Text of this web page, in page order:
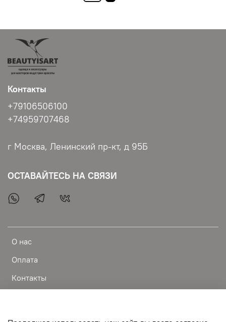
О нас
Оплата
Контакты
Контакты
+79106506100
+74959707468
г Москва, Ленинский пр-кт, д 95Б
ОСТАВАЙТЕСЬ НА СВЯЗИ